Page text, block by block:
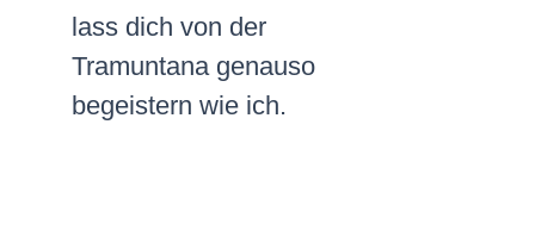
lass dich von der
Tramuntana genauso
begeistern wie ich.